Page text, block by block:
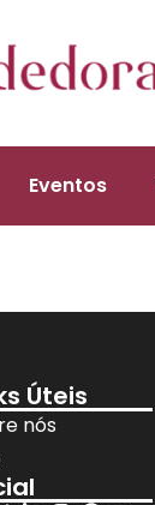
Eventos
Úteis
nós